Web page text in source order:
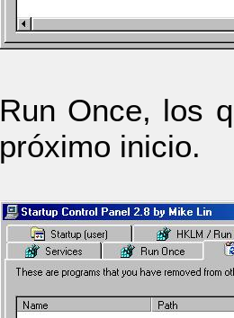
Run Once, los
próximo inicio.